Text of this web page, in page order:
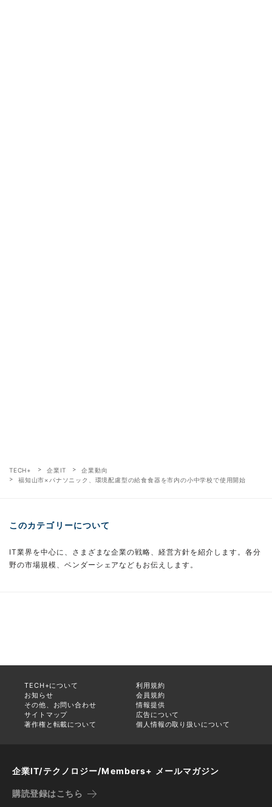
TECH+ 企業IT
企業動向
福知山市×パナソニック、環境配慮型の給食食器を市内の小中学校で使用開始
このカテゴリーについて
IT業界を中心に、さまざまな企業の戦略、経営方針を紹介します。各分
野の市場規模、ベンダーシェアなどもお伝えします。
TECH+について
利用規約
お知らせ
会員規約
その他、お問い合わせ
情報提供
サイトマップ
広告について
著作権と転載について
個人情報の取り扱いについて
企業IT/テクノロジー/Members+ メールマガジン
購読登録はこちら